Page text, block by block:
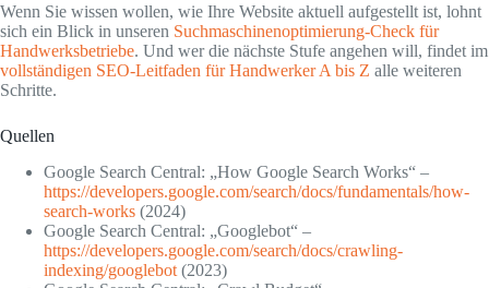
Wenn Sie wissen wollen, wie Ihre Website aktuell aufgestellt ist, lohnt
sich ein Blick in unseren Suchmaschinenoptimierung-Check für
Handwerksbetriebe. Und wer die nächste Stufe angehen will, findet im
vollständigen SEO-Leitfaden für Handwerker A bis Z alle weiteren
Schritte.
Quellen
Google Search Central: „How Google Search Works“ –
https://developers.google.com/search/docs/fundamentals/how-
search-works (2024)
Google Search Central: „Googlebot“ –
https://developers.google.com/search/docs/crawling-
indexing/googlebot (2023)